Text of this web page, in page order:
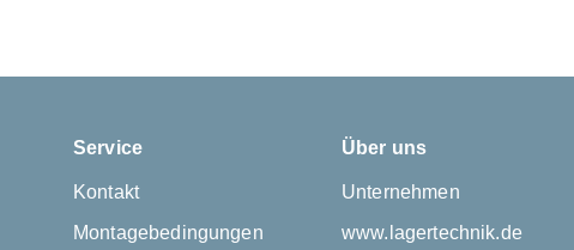
Service
Kontakt
Montagebedingungen
Über uns
Unternehmen
www.lagertechnik.de